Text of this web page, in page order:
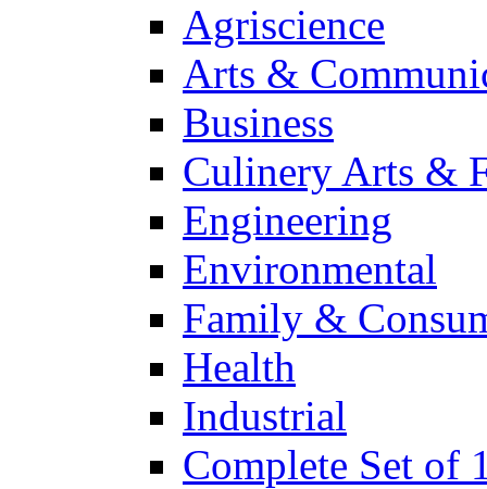
Agriscience
Arts &
Business
Culinery Arts &
Engineering
Environmental
Family &
Health
Industrial
Complete Set of